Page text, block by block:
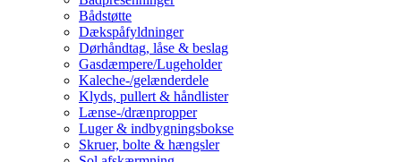
Bådstøtte
Dækspåfyldninger
Dørhåndtag, låse & beslag
Gasdæmpere/Lugeholder
Kaleche-/gelænderdele
Klyds, pullert & håndlister
Lænse-/drænpropper
Luger & indbygningsbokse
Skruer, bolte & hængsler